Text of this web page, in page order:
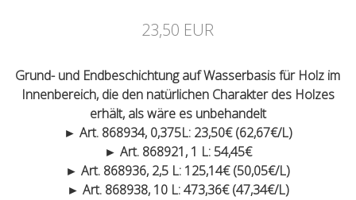
23,50 EUR
Grund- und Endbeschichtung auf Wasserbasis für Holz im
Innenbereich, die den natürlichen Charakter des Holzes
erhält, als wäre es unbehandelt
► Art. 868934, 0,375L: 23,50€ (62,67€/L)
► Art. 868921, 1 L: 54,45€
► Art. 868936, 2,5 L: 125,14€ (50,05€/L)
► Art. 868938, 10 L: 473,36€ (47,34€/L)